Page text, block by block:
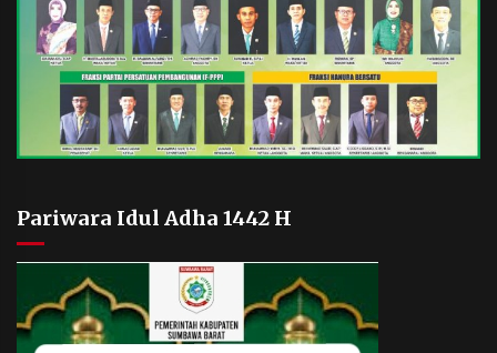
Pariwara Idul Adha 1442 H